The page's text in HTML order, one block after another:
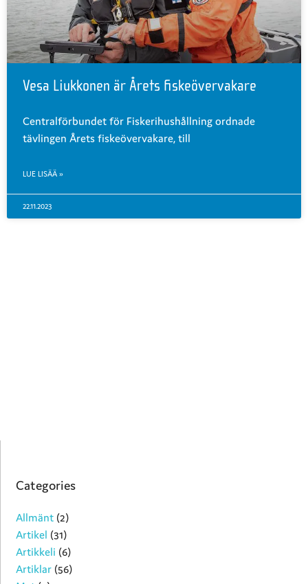
Vesa Liukkonen är Årets fiskeövervakare
Centralförbundet för Fiskerihushållning ordnade
tävlingen Årets fiskeövervakare, till
LUE LISÄÄ »
22.11.2023
Categories
Allmänt (2)
Artikel (31)
Artikkeli (6)
Artiklar (56)